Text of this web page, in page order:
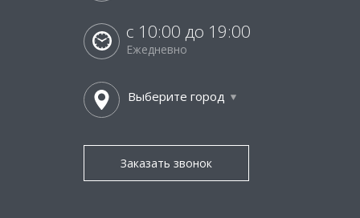
с 10:00 до 19:00
Ежедневно
Выберите город
Заказать звонок